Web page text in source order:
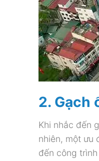
2. Gạch
Khi nhắc đến
nhiên, một ưu
đến công